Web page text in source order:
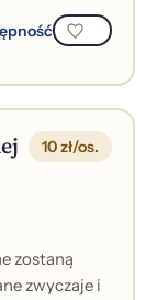
10 zł/os.
zostaną
zwyczaje i